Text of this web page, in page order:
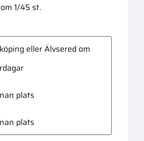
1/45 st.
eller Älvsered om
plats
plats